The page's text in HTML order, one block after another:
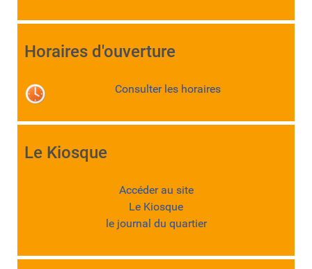
Horaires d'ouverture
Consulter les horaires
Le Kiosque
Accéder au site
Le Kiosque
le journal du quartier